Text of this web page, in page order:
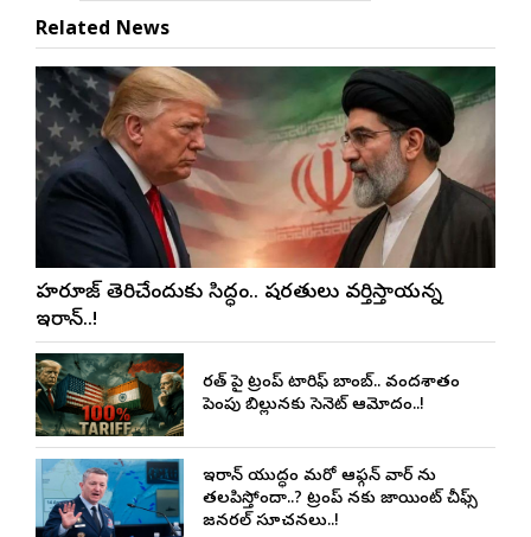
Related News
హర్మూజ్ తెరిచేందుకు సిద్ధం.. షరతులు వర్తిస్తాయన్న
ఇరాన్..!
భారత్ పై ట్రంప్ టారిఫ్ బాంబ్.. వందశాతం
పెంపు బిల్లునకు సెనెట్ ఆమోదం..!
ఇరాన్ యుద్ధం మరో ఆఫ్గన్ వార్ ను
తలపిస్తోందా..? ట్రంప్ నకు జాయింట్ చీఫ్స్
జనరల్ సూచనలు..!